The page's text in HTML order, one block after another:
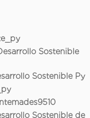
Sostenible
Sostenible Py
Sostenible de